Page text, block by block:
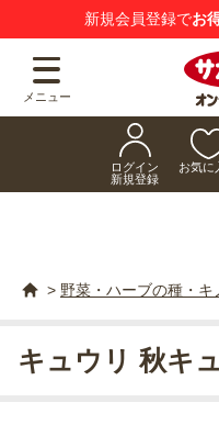
新規会員登録でお
メニュー
ログイン
新規登録
お気に
> 野菜・ハーブの種・キ
キュウリ 秋キ